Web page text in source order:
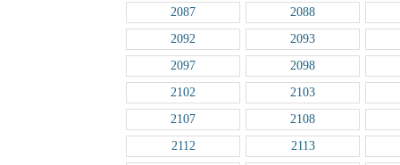
2087
2088
2092
2093
2097
2098
2102
2103
2107
2108
2112
2113